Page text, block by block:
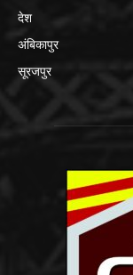
देश
अंबिकापुर
सूरजपुर